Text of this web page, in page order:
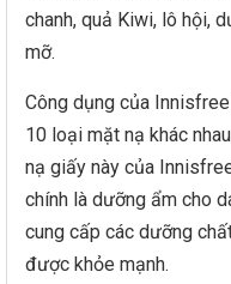
chanh, quả Kiwi, lô hội,
mỡ.
Công dụng của
10 loại mặt nạ khác
nạ giấy này của
chính là dưỡng ẩm cho
cung cấp các dưỡng
được khỏe mạnh.